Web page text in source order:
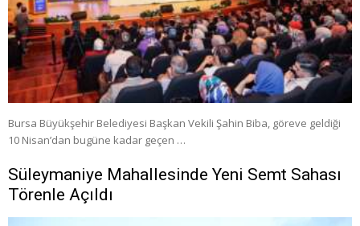
Bursa Büyükşehir Belediyesi Başkan Vekili Şahin Biba, göreve geldiği
10 Nisan’dan bugüne kadar geçen …
Süleymaniye Mahallesinde Yeni Semt Sahası
Törenle Açıldı